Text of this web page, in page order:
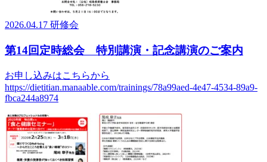
2026.04.17 研修会
第14回定時総会 特別講演・記念講演のご案内
お申し込みはこちらから
https://dietitian.manaable.com/trainings/78a99aed-4e47-4534-89a9-
fbca244a8974